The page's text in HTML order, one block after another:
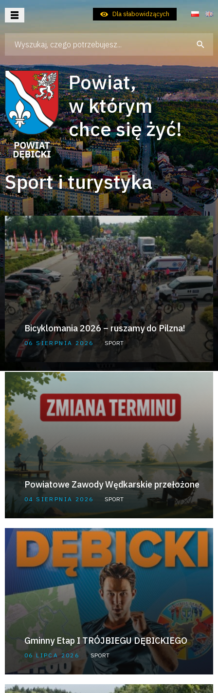
Aktualności
Samorząd
Dla Mieszkańca
Dla Turysty
Dla Inwestora
Kontakt
Dla słabowidzących
Powiat,
w którym
chce się żyć!
Sport i turystyka
Bicyklomania 2026 – ruszamy do Pilzna!
06 SIERPNIA 2026 SPORT
Powiatowe Zawody Wędkarskie przełożone
04 SIERPNIA 2026 SPORT
Gminny Etap I TRÓJBIEGU DĘBICKIEGO
06 LIPCA 2026 SPORT